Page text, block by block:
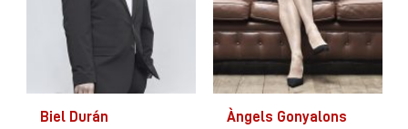
Biel Durán Àngels Gonyalons